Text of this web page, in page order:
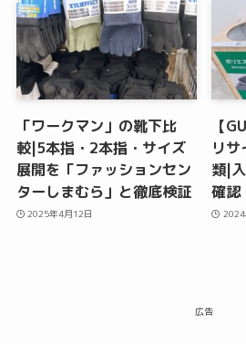
「ワークマン」の靴下比
較|5本指・2本指・サイズ
展開を「ファッションセン
ターしまむら」と徹底検証
2025年4月12日
【
リ
類|
確認
2024
広告